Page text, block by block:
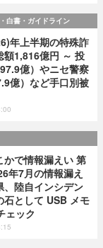
白書・ガイドライン
年上半期の特殊詐
額1,816億円 ～ 投
億）やニセ警察
億）など手口別被
かで情報漏えい 第
年7月の情報漏え
、陸自インシデン
石として USB メモ
ェック